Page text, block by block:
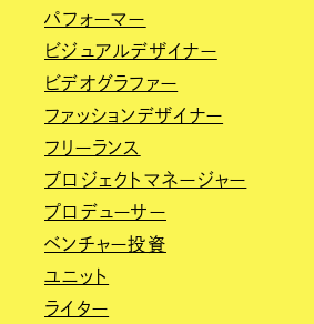
パフォーマー
ビジュアルデザイナー
ビデオグラファー
ファッションデザイナー
フリーランス
プロジェクトマネージャー
プロデューサー
ベンチャー投資
ユニット
ライター